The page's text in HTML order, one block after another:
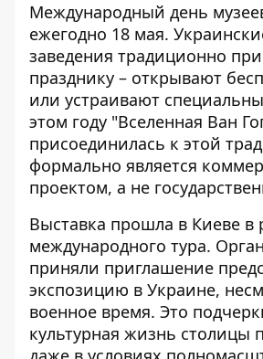
Международный день
ежегодно 18 мая.
заведения традиционно
празднику – открывают
или устраивают
этом году "Вселенная Ван
присоединилась к этой
формально является
проектом, а не
Выставка прошла в Киеве в
международного тура.
приняли приглашение
экспозицию в Украине,
военное время. Это
культурная жизнь столицы